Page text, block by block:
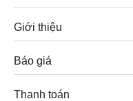
Giới thiệu
Báo giá
Thanh toán